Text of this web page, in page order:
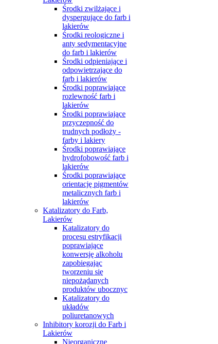
Środki zwilżające i
dyspergujące do farb i
lakierów
Środki reologiczne i
anty sedymentacyjne
do farb i lakierów
Środki odpieniające i
odpowietrzające do
farb i lakierów
Środki poprawiające
rozlewność farb i
lakierów
Środki poprawiające
przyczepność do
trudnych podłoży -
farby i lakiery
Środki poprawiające
hydrofobowość farb i
lakierów
Środki poprawiające
orientację pigmentów
metalicznych farb i
lakierów
Katalizatory do Farb,
Lakierów
Katalizatory do
procesu estryfikacji
poprawiające
konwersję alkoholu
zapobiegając
tworzeniu się
niepożądanych
produktów ubocznyc
Katalizatory do
układów
poliuretanowych
Inhibitory korozji do Farb i
Lakierów
Nieorganiczne